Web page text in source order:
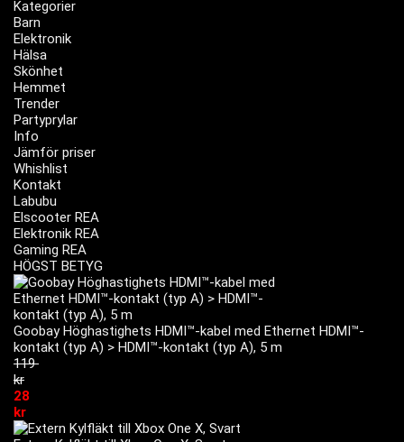
Kategorier
Barn
Elektronik
Hälsa
Skönhet
Hemmet
Trender
Partyprylar
Info
Jämför priser
Whishlist
Kontakt
Labubu
Elscooter REA
Elektronik REA
Gaming REA
HÖGST BETYG
Goobay Höghastighets HDMI™-kabel med Ethernet HDMI™-
kontakt (typ A) > HDMI™-kontakt (typ A), 5 m
119
kr
28
kr